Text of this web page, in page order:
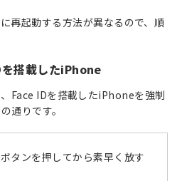
再起動する方法が異なるので、順
搭載したiPhone
Face IDを搭載したiPhoneを強制
通りです。
タンを押してから素早く放す